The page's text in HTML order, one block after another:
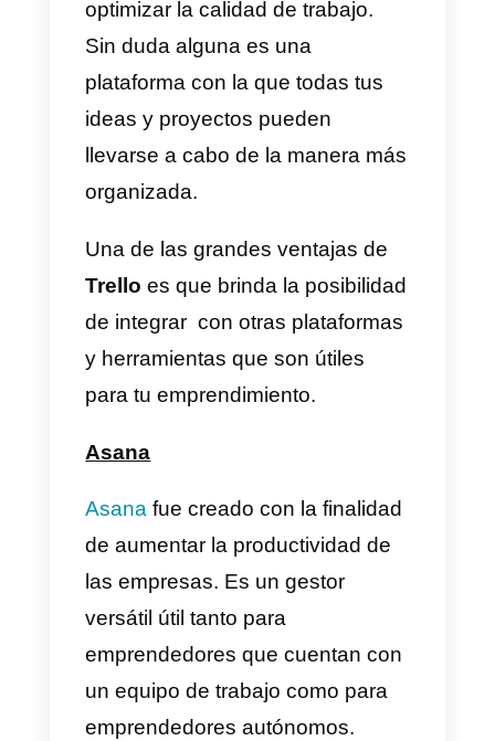
resultar de difícil uso para
quienes tienen una empresa
emergente. Se trata de una
herramienta potente que
centraliza tus contenidos, entre
sus funciones encuentras:
a) Gestión de base de datos de
clientes.
personal de los objetivos y su
cumplimiento.
c) Genera reportes estadísticos
sobre la eficacia de tus
campañas